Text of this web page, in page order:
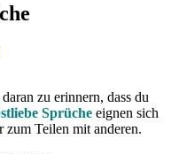
zu erinnern, dass du
Sprüche eignen sich
zum Teilen mit anderen.